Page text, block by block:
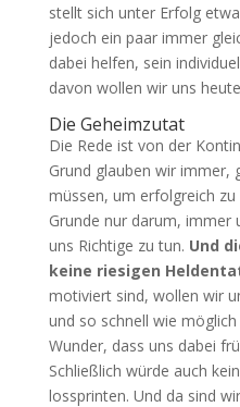
stellt sich unter Erfolg
jedoch ein paar immer
dabei helfen, sein
davon wollen wir uns
Die Geheimzutat
Die Rede ist von der
Grund glauben wir immer,
müssen, um erfolgreich
Grunde nur darum, immer
uns Richtige zu tun. Und
keine riesigen
motiviert sind, wollen wir
und so schnell wie
Wunder, dass uns dabei
Schließlich würde auch
lossprinten. Und da sind